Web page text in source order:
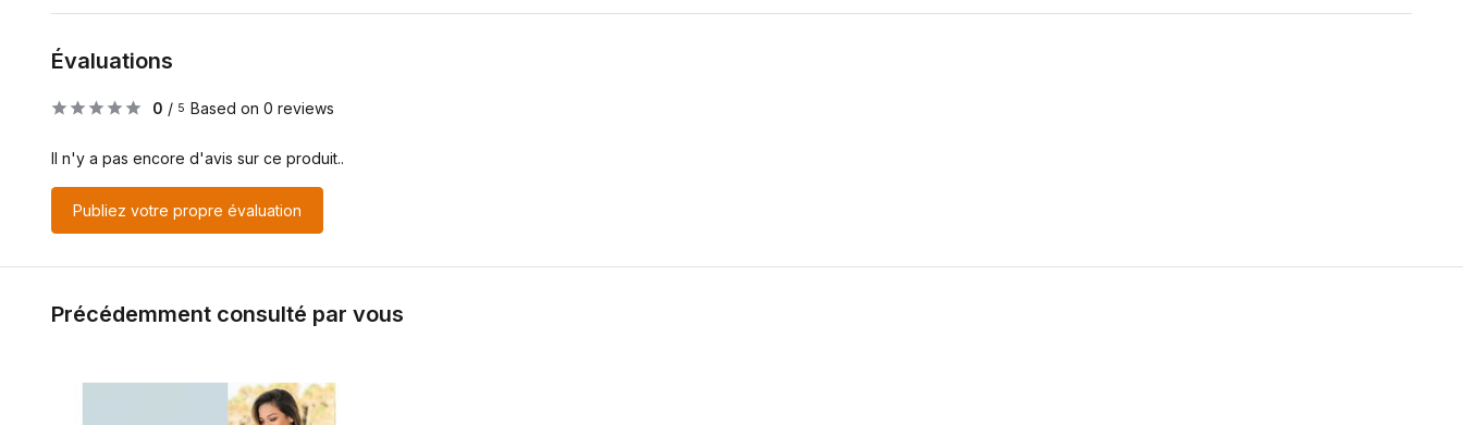
Évaluations
0 / 5 Based on 0 reviews
Il n'y a pas encore d'avis sur ce produit..
Publiez votre propre évaluation
Précédemment consulté par vous